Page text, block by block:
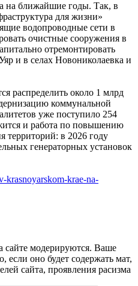
на ближайшие годы. Так, в
для жизни»
водопроводные сети в
очистные сооружения в
отремонтировать
и в селах Новониколаевка и
распределить около 1 млрд
коммунальной
уже поступило 254
и работа по повышению
территорий: в 2026 году
генераторных установок
krasnoyarskom-krae-na-
сайте модерируются. Ваше
если оно будет содержать мат,
сайта, проявления расизма